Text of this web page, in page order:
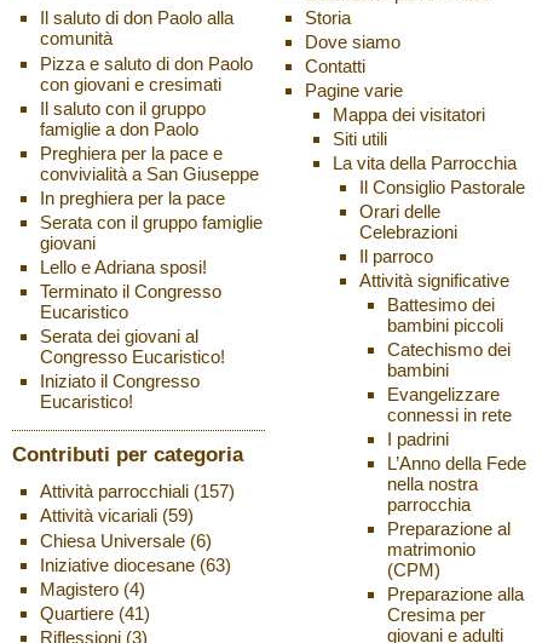
Il saluto di don Paolo alla
comunità
Pizza e saluto di don Paolo
con giovani e cresimati
Il saluto con il gruppo
famiglie a don Paolo
Preghiera per la pace e
convivialità a San Giuseppe
In preghiera per la pace
Serata con il gruppo famiglie
giovani
Lello e Adriana sposi!
Terminato il Congresso
Eucaristico
Serata dei giovani al
Congresso Eucaristico!
Iniziato il Congresso
Eucaristico!
Contributi per categoria
Attività parrocchiali(157)
Attività vicariali(59)
Chiesa Universale(6)
Iniziative diocesane(63)
Magistero(4)
Quartiere(41)
Riflessioni(3)
Storia
Dove siamo
Contatti
Pagine varie
Mappa dei visitatori
Siti utili
La vita della Parrocchia
Il Consiglio Pastorale
Orari delle
Celebrazioni
Il parroco
Attività significative
Battesimo dei
bambini piccoli
Catechismo dei
bambini
Evangelizzare
connessi in rete
I padrini
L’Anno della Fede
nella nostra
parrocchia
Preparazione al
matrimonio
(CPM)
Preparazione alla
Cresima per
giovani e adulti